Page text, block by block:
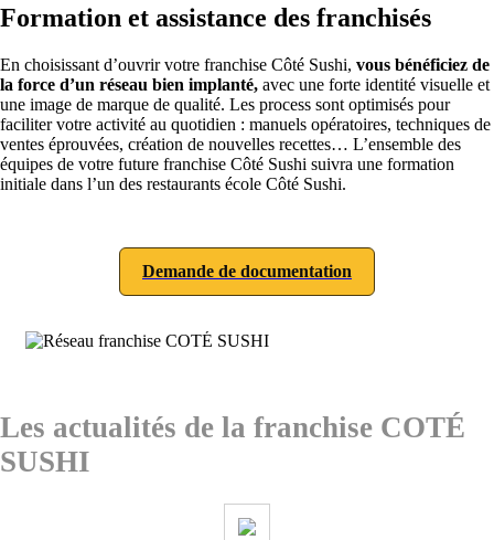
Formation et assistance des franchisés
En choisissant d’ouvrir votre franchise Côté Sushi, vous bénéficiez de
la force d’un réseau bien implanté, avec une forte identité visuelle et
une image de marque de qualité. Les process sont optimisés pour
faciliter votre activité au quotidien : manuels opératoires, techniques de
ventes éprouvées, création de nouvelles recettes… L’ensemble des
équipes de votre future franchise Côté Sushi suivra une formation
initiale dans l’un des restaurants école Côté Sushi.
Demande de documentation
Les actualités de la franchise COTÉ
SUSHI